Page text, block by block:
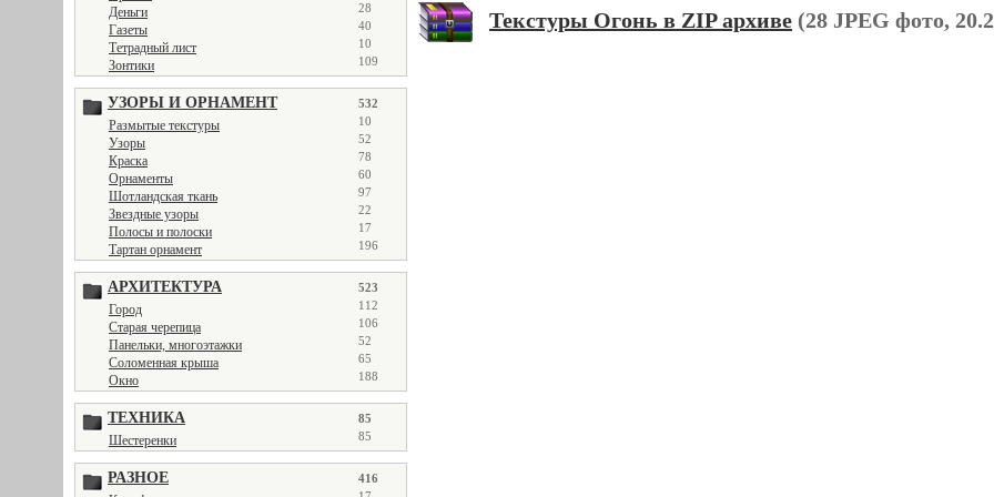
Деньги 28
Газеты 40
Тетрадный лист 10
Зонтики 109
УЗОРЫ И ОРНАМЕНТ 532
Размытые текстуры 10
Узоры 52
Краска 78
Орнаменты 60
Шотландская ткань 97
Звездные узоры 22
Полосы и полоски 17
Тартан орнамент 196
АРХИТЕКТУРА 523
Город 112
Старая черепица 106
Панельки, многоэтажки 52
Соломенная крыша 65
Окно 188
ТЕХНИКА 85
Шестеренки 85
РАЗНОЕ 416
Текстуры Огонь в ZIP архиве (28 JPEG фото,